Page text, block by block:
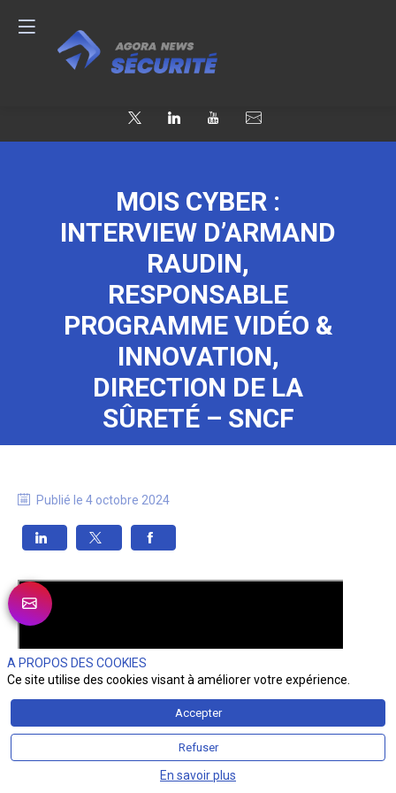
MOIS CYBER :
INTERVIEW D’ARMAND
RAUDIN,
RESPONSABLE
PROGRAMME VIDÉO &
INNOVATION,
DIRECTION DE LA
SÛRETÉ – SNCF
Publié le 4 octobre 2024
A PROPOS DES COOKIES
Ce site utilise des cookies visant à améliorer votre expérience.
Accepter
Refuser
En savoir plus